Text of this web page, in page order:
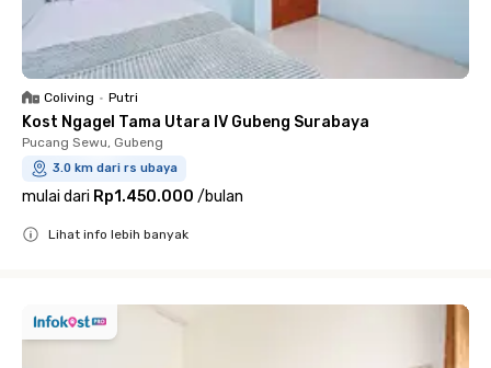
Coliving • Putri
Kost Ngagel Tama Utara IV Gubeng Surabaya
Pucang Sewu, Gubeng
3.0 km dari rs ubaya
mulai dari Rp1.450.000 /bulan
Lihat info lebih banyak